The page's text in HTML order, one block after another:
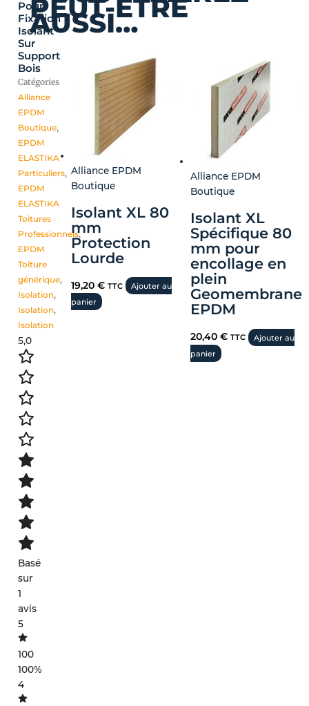
Pour
Fixation
Isolant
Sur
Support
Bois
Catégories
Alliance
EPDM
Boutique,
EPDM
ELASTIKA
Particuliers,
EPDM
ELASTIKA
Toitures
Professionnels,
EPDM
Toiture
générique,
Isolation,
Isolation,
Isolation
5,0
Basé
sur
1
avis
5
100
100%
4
PEUT-ÊTRE
AUSSI…
Alliance EPDM
Boutique
Isolant XL 80
mm
Protection
Lourde
19,20 € TTC
Ajouter au
panier
Alliance EPDM
Boutique
Isolant XL
Spécifique 80
mm pour
encollage en
plein
Geomembrane
EPDM
20,40€ TTC
Ajouter au
panier